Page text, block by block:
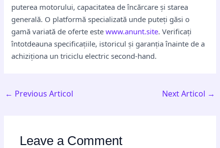
puterea motorului, capacitatea de încărcare și starea
generală. O platformă specializată unde puteți găsi o
gamă variată de oferte estewww.anunt.site. Verificați
întotdeauna specificațiile, istoricul și garanția înainte de a
achiziționa un triciclu electric second-hand.
← Previous Articol Next Articol →
Leave a Comment